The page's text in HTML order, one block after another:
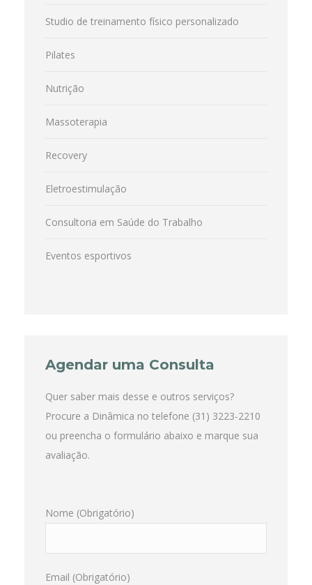
Studio de treinamento físico personalizado
Pilates
Nutrição
Massoterapia
Recovery
Eletroestimulação
Consultoria em Saúde do Trabalho
Eventos esportivos
Agendar uma Consulta
Quer saber mais desse e outros serviços?
Procure a Dinâmica no telefone (31) 3223-2210
ou preencha o formulário abaixo e marque sua
avaliação.
Nome (Obrigatório)
Email (Obrigatório)